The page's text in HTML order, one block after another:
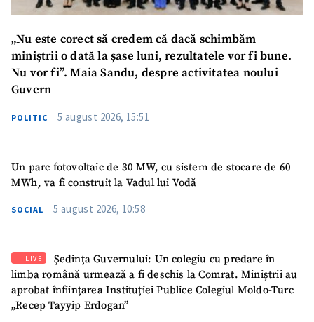
„Nu este corect să credem că dacă schimbăm
miniștrii o dată la șase luni, rezultatele vor fi bune.
Nu vor fi”. Maia Sandu, despre activitatea noului
Guvern
POLITIC 5 august 2026, 15:51
Un parc fotovoltaic de 30 MW, cu sistem de stocare de 60
MWh, va fi construit la Vadul lui Vodă
SOCIAL 5 august 2026, 10:58
LIVE
Ședința Guvernului: Un colegiu cu predare în
limba română urmează a fi deschis la Comrat. Miniștrii au
aprobat înființarea Instituției Publice Colegiul Moldo-Turc
„Recep Tayyip Erdogan”